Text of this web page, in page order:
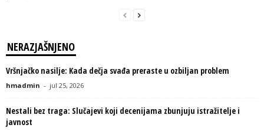
NERAZJAŠNJENO
Vršnjačko nasilje: Kada dečja svađa preraste u ozbiljan problem
hmadmin - jul 25, 2026
Nestali bez traga: Slučajevi koji decenijama zbunjuju istražitelje i
javnost